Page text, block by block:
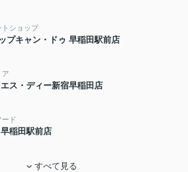
ショップ
プキャン・ドゥ 早稲田駅前店
ア
ス・ディー新宿早稲田店
ード
稲田駅前店
すべて見る